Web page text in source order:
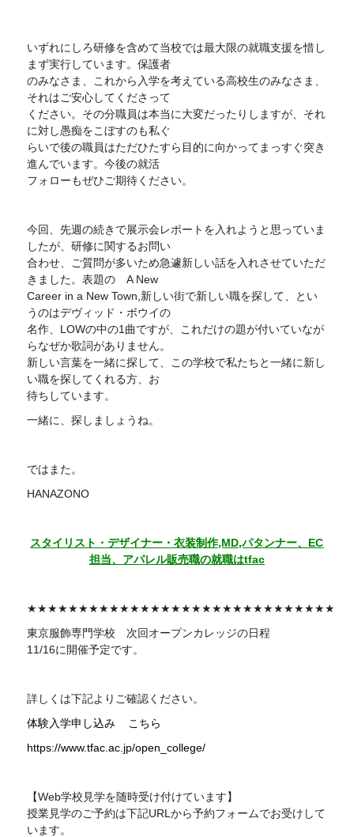
いずれにしろ研修を含めて当校では最大限の就職支援を惜し
まず実行しています。保護者
のみなさま、これから入学を考えている高校生のみなさま、
それはご安心してくださって
ください。その分職員は本当に大変だったりしますが、それ
に対し愚痴をこぼすのも私ぐ
らいで後の職員はただひたすら目的に向かってまっすぐ突き
進んでいます。今後の就活
フォローもぜひご期待ください。
今回、先週の続きで展示会レポートを入れようと思っていま
したが、研修に関するお問い
合わせ、ご質問が多いため急遽新しい話を入れさせていただ
きました。表題の A New
Career in a New Town,新しい街で新しい職を探して、とい
うのはデヴィッド・ボウイの
名作、LOWの中の1曲ですが、これだけの題が付いていなが
らなぜか歌詞がありません。
新しい言葉を一緒に探して、この学校で私たちと一緒に新し
い職を探してくれる方、お
待ちしています。
一緒に、探しましょうね。
ではまた。
HANAZONO
スタイリスト・デザイナー・衣装制作,MD,パタンナー、EC
担当、アパレル販売職の就職はtfac
★★★★★★★★★★★★★★★★★★★★★★★★★★★★★★
東京服飾専門学校 次回 オープンカレッジの日程
11/16に開催予定です。
詳しくは下記よりご確認ください。
体験入学申し込み
こちら
https://www.tfac.ac.jp/open_college/
【Web学校見学を随時受け付けています】
授業見学のご予約は下記URL から予約フォームでお受けして
います。